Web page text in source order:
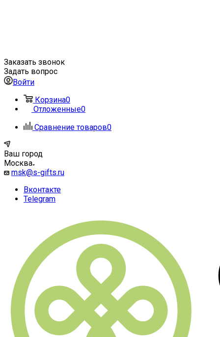
Заказать звонок
Задать вопрос
Войти
Корзина0
Отложенные0
Сравнение товаров0
Ваш город
Москва
msk@s-gifts.ru
Вконтакте
Telegram